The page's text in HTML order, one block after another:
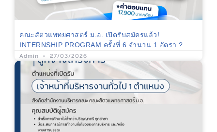
คณะสัตวแพทยศาสตร์ ม.อ. เปิดรับสมัครแล้ว!
INTERNSHIP PROGRAM ครั้งที่ 6 จำนวน 1 อัตรา ?
Admin 27/03/2026